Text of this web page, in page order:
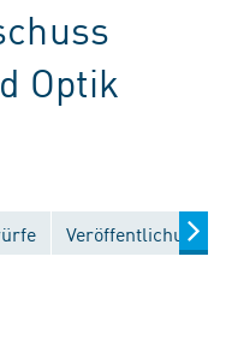
Optik
Veröffentlichungen